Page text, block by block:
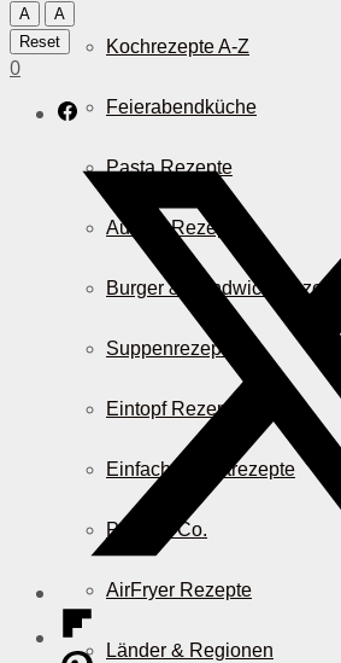
Kochrezepte A-Z
Feierabendküche
Pasta Rezepte
Auflauf Rezepte
Burger & Sandwich Rezepte
Suppenrezepte
Eintopf Rezepte
Einfache Salatrezepte
Pizza & Co.
AirFryer Rezepte
Länder & Regionen
A
A
Reset
0